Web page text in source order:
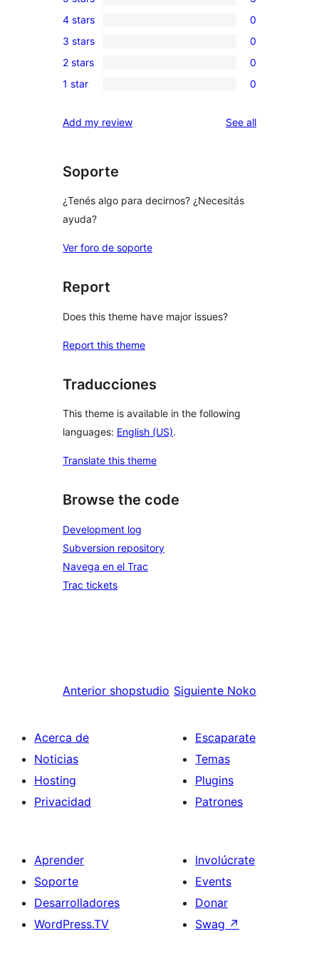
3
5-
star
reviews
0
4-
star
reviews
4 stars 0
0
3-
star
3 stars 0
0
2-
reviews
2 stars 0
0
star
1 star 0
Add my review See allreviews
Soporte
¿Tenés algo para decirnos? ¿Necesitás
ayuda?
Ver foro de soporte
Report
Does this theme have major issues?
Report this theme
Traducciones
This theme is available in the following
languages: English (US).
Translate this theme
Browse the code
Development log
Subversion repository
Navega en el Trac
Trac tickets
Anterior shopstudio Siguiente Noko
Acerca de
Noticias
Hosting
Privacidad
Escaparate
Temas
Plugins
Patrones
Aprender
Soporte
Desarrolladores
WordPress.TV
Involúcrate
Events
Donar
Swag ↗